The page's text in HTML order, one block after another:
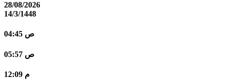
28/08/2026
14/3/1448
04:45 ص
05:57 ص
12:09 م